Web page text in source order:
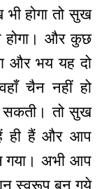
भी होगा तो सुख
होगा। और कुछ
और भय यह दो
चैन नहीं हो
सकती। तो सुख
ही हैं और आप
गया। अभी आप
स्वरूप बन गये